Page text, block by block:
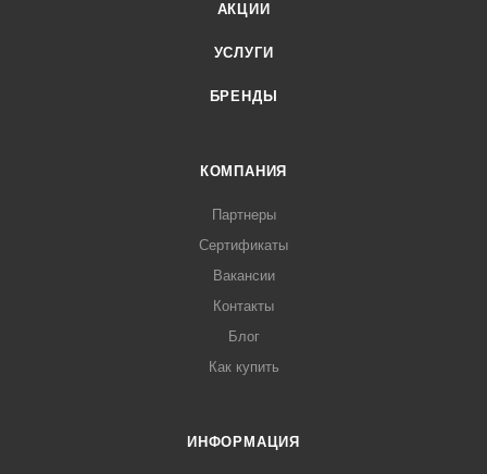
АКЦИИ
УСЛУГИ
БРЕНДЫ
КОМПАНИЯ
Партнеры
Сертификаты
Вакансии
Контакты
Блог
Как купить
ИНФОРМАЦИЯ